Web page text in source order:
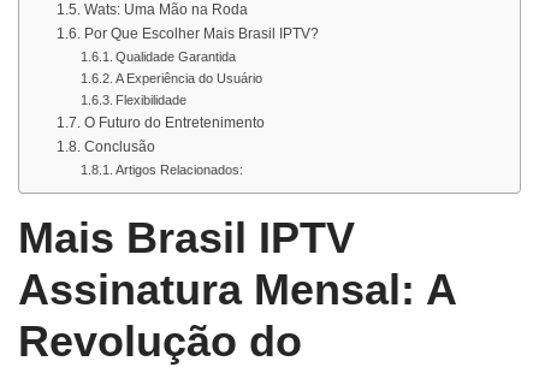
Wats: Uma Mão na Roda
Por Que Escolher Mais Brasil IPTV?
Qualidade Garantida
A Experiência do Usuário
Flexibilidade
O Futuro do Entretenimento
Conclusão
Artigos Relacionados:
Mais Brasil IPTV
Assinatura Mensal: A
Revolução do